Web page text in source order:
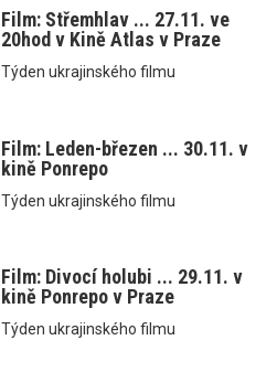
Film: Střemhlav ... 27.11. ve
20hod v Kině Atlas v Praze
Týden ukrajinského filmu
Film: Leden-březen ... 30.11. v
kině Ponrepo
Týden ukrajinského filmu
Film: Divocí holubi ... 29.11. v
kině Ponrepo v Praze
Týden ukrajinského filmu